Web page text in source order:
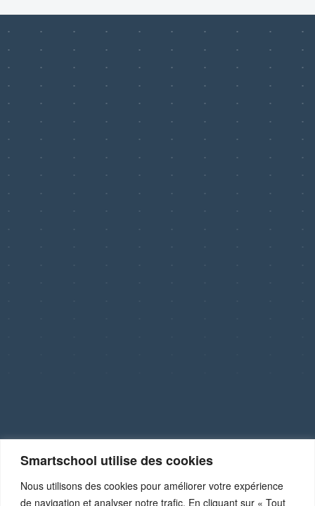
Smartschool utilise des cookies
Nous utilisons des cookies pour améliorer votre expérience
de navigation et analyser notre trafic. En cliquant sur « Tout